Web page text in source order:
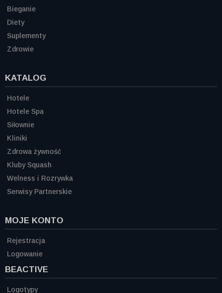
Bieganie
Diety
Suplementy
Zdrowie
KATALOG
Hotele
Hotele Spa
Siłownie
Kliniki
Zdrowa żywność
Kluby Squash
Welness i Rozrywka
Serwisy Partnerskie
MOJE KONTO
Rejestracja
Logowanie
BEACTIVE
Logotypy